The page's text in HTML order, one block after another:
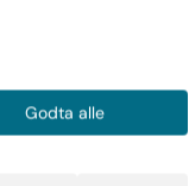
Godta alle